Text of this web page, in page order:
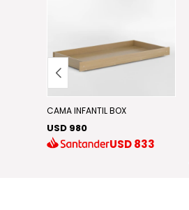
CAMA INFANTIL BOX
USD 980
USD833